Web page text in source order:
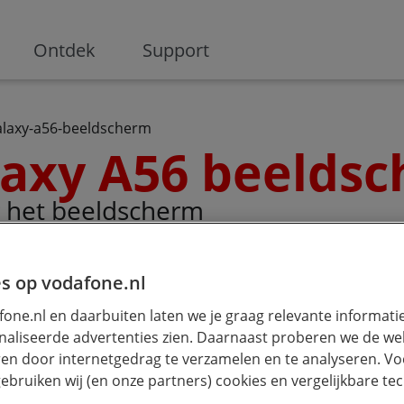
Ontdek Support
a56-beeldscherm
A56
beeldscherm
scherm
FHD+ Super AMOLED-display dat
diepe zwarttinten te leveren. Dankzij deze
of je nu films kijkt, door sociale media scrolt
kijkervaring krijgt. Doordat de schermranden
op vodafone.nl
en daarbuiten laten we je graag relevante
advertenties zien. Daarnaast proberen we de
door internetgedrag te verzamelen en te analyseren.
wij (en onze partners) cookies en vergelijkbare